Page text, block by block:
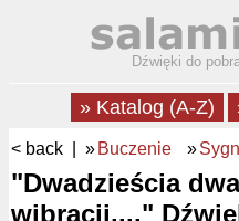
Dźwięki do
» Katalog (A-Z)
< back | » Buczenie »
"Dwadzieścia
wibracji,..."